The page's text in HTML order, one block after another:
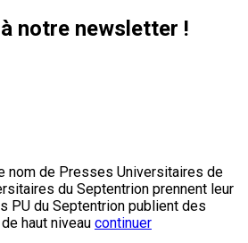
notre newsletter !
nom de Presses Universitaires de
du Septentrion prennent leur
PU du Septentrion publient des
haut niveau continuer